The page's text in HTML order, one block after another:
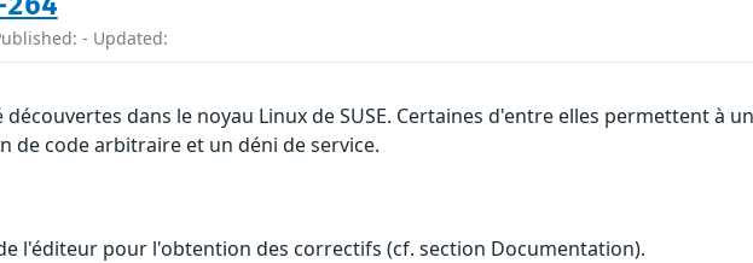
- Updated:
dans le noyau Linux de SUSE. Certaines d'entre elles permettent à
de code arbitraire et un déni de service.
l'éditeur pour l'obtention des correctifs (cf. section Documentation).